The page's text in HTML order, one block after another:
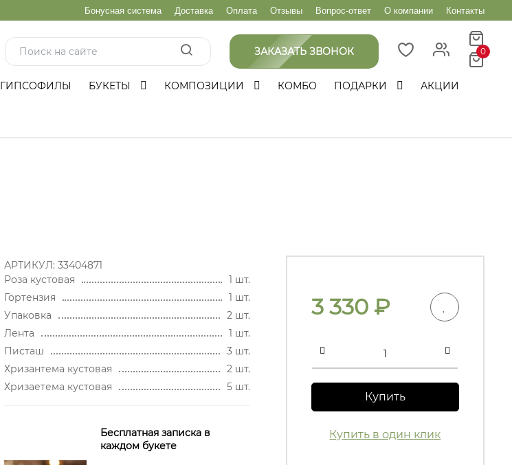
Бонусная система Доставка Оплата Отзывы Вопрос-ответ О компании Контакты
ЗАКАЗАТЬ ЗВОНОК 0
ГИПСОФИЛЫ БУКЕТЫ КОМПОЗИЦИИ КОМБО ПОДАРКИ АКЦИИ
АРТИКУЛ: 33404871
Роза кустовая
1 шт.
Гортензия
1 шт.
Упаковка
2 шт.
Лента
1 шт.
Писташ
3 шт.
Хризантема кустовая
2 шт.
Хризаетема кустовая
5 шт.
Бесплатная записка в
каждом букете
3 330₽
Купить
Купить в один клик